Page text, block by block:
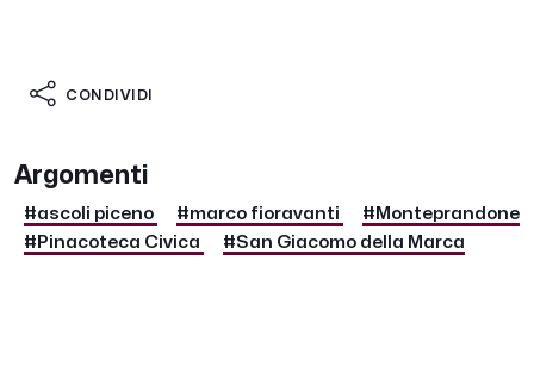
CONDIVIDI
Argomenti
#ascoli piceno #marco fioravanti
#Monteprandone
#Pinacoteca Civica
#San Giacomo della Marca